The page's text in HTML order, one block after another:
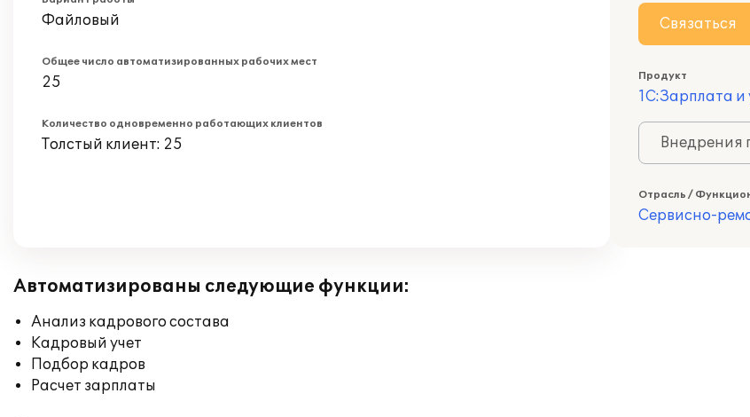
Файловый
Общее число автоматизированных рабочих мест
25
Количество одновременно работающих клиентов
Толстый клиент: 25
Связаться
Продукт
1С:Зарплата и
Внедрения
Отрасль /
Сервисно-
Автоматизированы следующие функции:
Анализ кадрового состава
Кадровый учет
Подбор кадров
Расчет зарплаты